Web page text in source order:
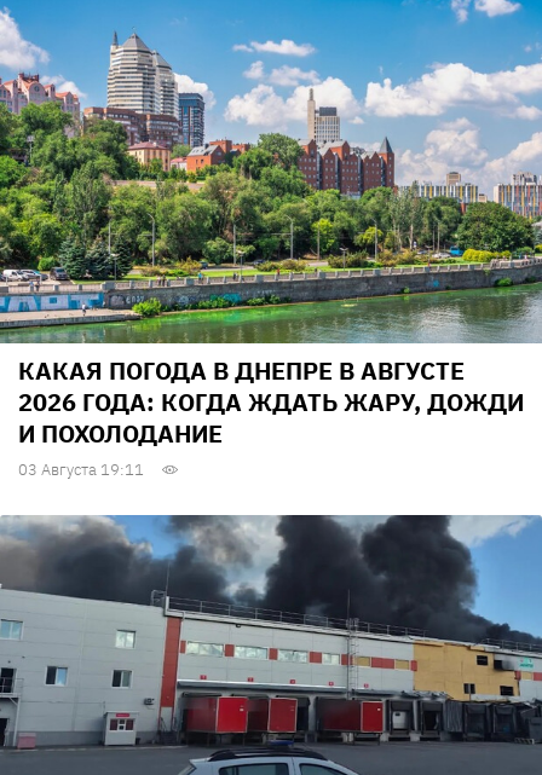
КАКАЯ ПОГОДА В ДНЕПРЕ В АВГУСТЕ
2026 ГОДА: КОГДА ЖДАТЬ ЖАРУ, ДОЖДИ
И ПОХОЛОДАНИЕ
03 Августа 19:11